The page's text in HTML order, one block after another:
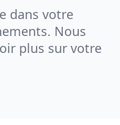
dans votre
Nous
plus sur votre